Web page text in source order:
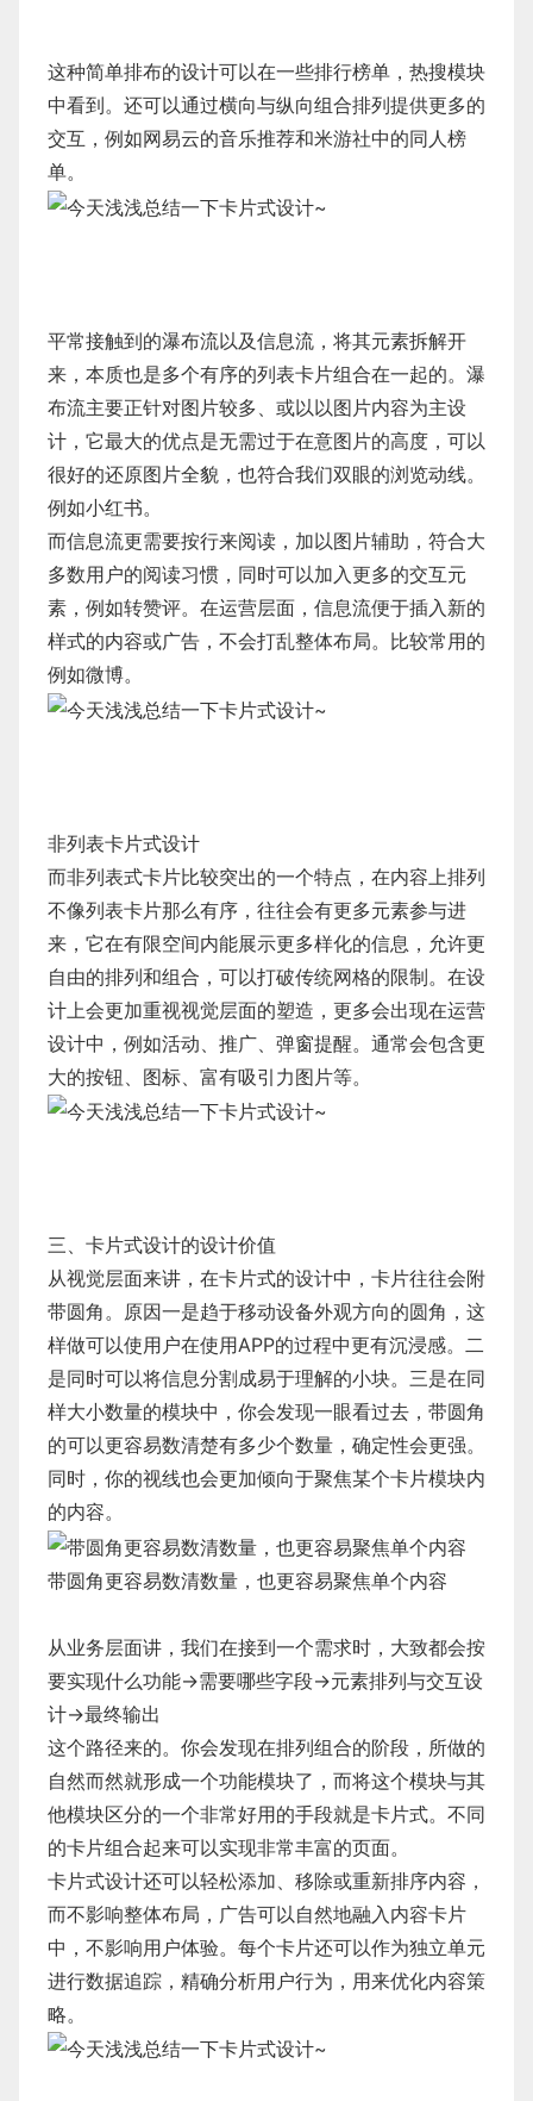
这种简单排布的设计可以在一些排行榜单，热搜模块
中看到。还可以通过横向与纵向组合排列提供更多的
交互，例如网易云的音乐推荐和米游社中的同人榜
单。
平常接触到的瀑布流以及信息流，将其元素拆解开
来，本质也是多个有序的列表卡片组合在一起的。瀑
布流主要正针对图片较多、或以以图片内容为主设
计，它最大的优点是无需过于在意图片的高度，可以
很好的还原图片全貌，也符合我们双眼的浏览动线。
例如小红书。
而信息流更需要按行来阅读，加以图片辅助，符合大
多数用户的阅读习惯，同时可以加入更多的交互元
素，例如转赞评。在运营层面，信息流便于插入新的
样式的内容或广告，不会打乱整体布局。比较常用的
例如微博。
非列表卡片式设计
而非列表式卡片比较突出的一个特点，在内容上排列
不像列表卡片那么有序，往往会有更多元素参与进
来，它在有限空间内能展示更多样化的信息，允许更
自由的排列和组合，可以打破传统网格的限制。在设
计上会更加重视视觉层面的塑造，更多会出现在运营
设计中，例如活动、推广、弹窗提醒。通常会包含更
大的按钮、图标、富有吸引力图片等。
三、卡片式设计的设计价值
从视觉层面来讲，在卡片式的设计中，卡片往往会附
带圆角。原因一是趋于移动设备外观方向的圆角，这
样做可以使用户在使用APP的过程中更有沉浸感。二
是同时可以将信息分割成易于理解的小块。三是在同
样大小数量的模块中，你会发现一眼看过去，带圆角
的可以更容易数清楚有多少个数量，确定性会更强。
同时，你的视线也会更加倾向于聚焦某个卡片模块内
的内容。
带圆角更容易数清数量，也更容易聚焦单个内容
从业务层面讲，我们在接到一个需求时，大致都会按
要实现什么功能→需要哪些字段→元素排列与交互设
计→最终输出
这个路径来的。你会发现在排列组合的阶段，所做的
自然而然就形成一个功能模块了，而将这个模块与其
他模块区分的一个非常好用的手段就是卡片式。不同
的卡片组合起来可以实现非常丰富的页面。
卡片式设计还可以轻松添加、移除或重新排序内容，
而不影响整体布局，广告可以自然地融入内容卡片
中，不影响用户体验。每个卡片还可以作为独立单元
进行数据追踪，精确分析用户行为，用来优化内容策
略。